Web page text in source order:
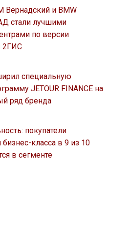
и BMW
стали лучшими
по версии
2ГИС
специальную
JETOUR FINANCE на
ряд бренда
покупатели
класса в 9 из 10
в сегменте